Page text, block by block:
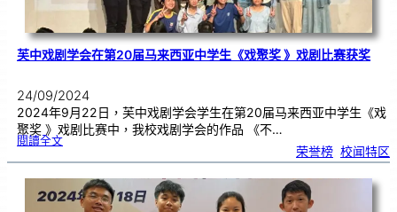
芙中戏剧学会在第20届马来西亚中学生《戏聚奖 》戏剧比赛获奖
24/09/2024
2024年9月22日，芙中戏剧学会学生在第20届马来西亚中学生《戏
聚奖 》戏剧比赛中，我校戏剧学会的作品 《不…
閱讀全文:芙
剧
会
在
第
2
0
荣誉榜 校闻特区